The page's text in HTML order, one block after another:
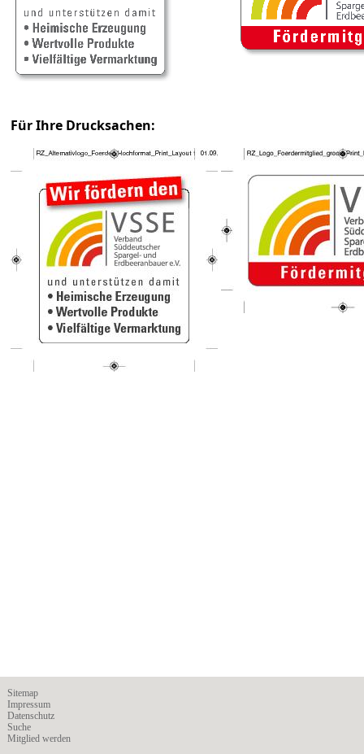
Für Ihre Drucksachen:
Sitemap
Impressum
Datenschutz
Suche
Mitglied werden